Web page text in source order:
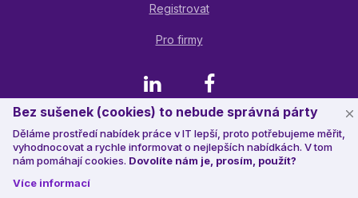
Bez sušenek (cookies) to nebude správná párty
Děláme prostředí nabídek práce v IT lepší, proto potřebujeme měřit,
vyhodnocovat a rychle informovat o nejlepších nabídkách. V tom
nám pomáhají cookies. Dovolíte nám je, prosím, použít?
Více informací
Registrovat
Pro firmy
LinkedIn Facebook
© 2023 Jobstack.it, všechna práva vyhrazena